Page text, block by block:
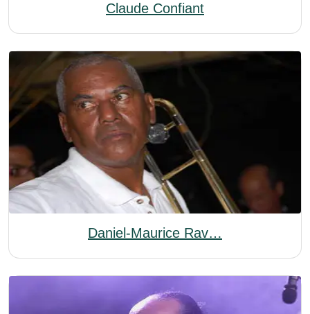
Claude Confiant
Daniel-Maurice Rav…